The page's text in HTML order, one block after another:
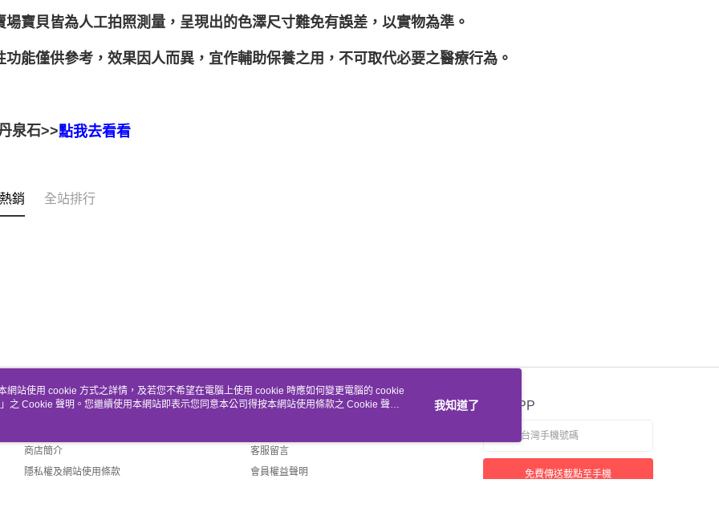
場寶貝皆為人工拍照測量，呈現出的色澤尺寸難免有誤差，以實物為準。
功能僅供參考，效果因人而異，宜作輔助保養之用，不可取代必要之醫療行為。
泉石>>點我去看看
銷 全站排行
關於我們
商店簡介
隱私權及網站使用條款
客服資訊
客服留言
會員權益聲明
官方APP
免費傳送載點至手機
網站使用 cookie 方式之詳情，及若您不希望在電腦上使用 cookie 時應如何變更電腦的 cookie
」之 Cookie 聲明。您繼續使用本網站即表示您同意本公司得按本網站使用條款之 Cookie 聲明
我知道了